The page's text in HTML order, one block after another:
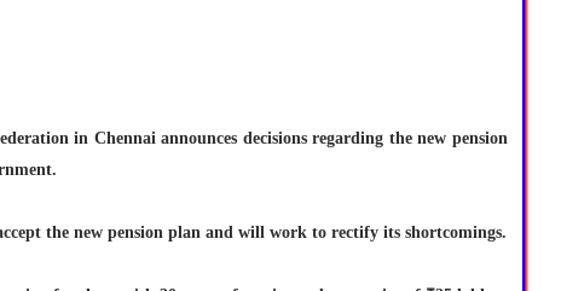
in Chennai announces decisions regarding the new pension
the new pension plan and will work to rectify its shortcomings.